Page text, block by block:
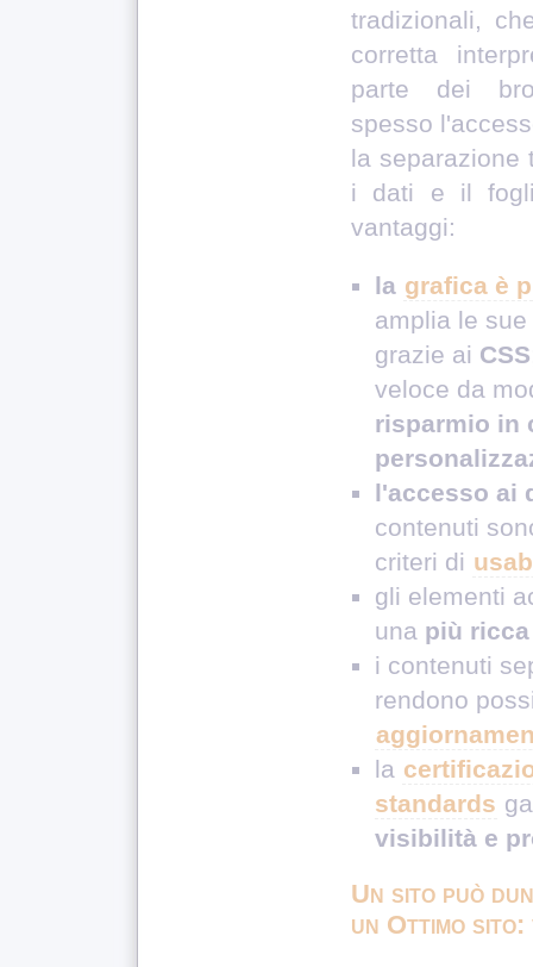
tradizionali,
corretta
parte dei
spesso
la separazione
i dati e il
vantaggi:
la grafica è
amplia le
grazie ai CSS
veloce da
risparmio in
l'accesso ai
contenuti
criteri di
gli elementi
una più
i contenuti
rendono
la
standards
visibilità e
Un sito può
un Ottimo